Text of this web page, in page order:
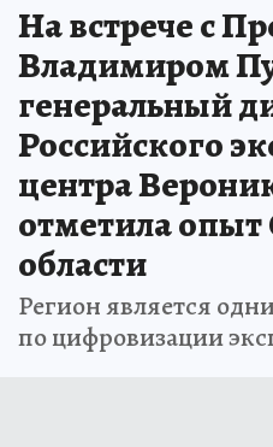
На встрече с
Владимиром
генеральный
Российского
центра
отметила
области
Регион является
по цифровизации